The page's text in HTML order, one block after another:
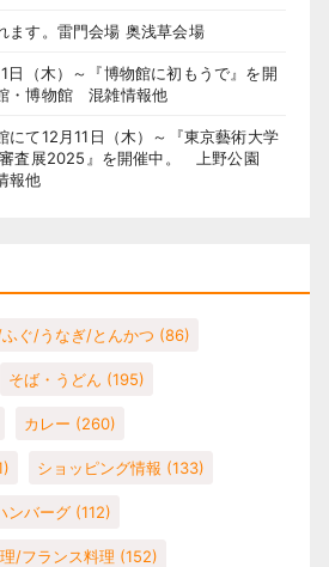
ます。雷門会場 奥浅草会場
日（木）～『博物館に初もうで』を開
博物館 混雑情報他
にて12月11日（木）～『東京藝術大学
審査展2025』を開催中。 上野公園
報他
ぐ/うなぎ/とんかつ (86)
そば・うどん (195)
カレー (260)
ショッピング情報 (133)
ンバーグ (112)
/フランス料理 (152)